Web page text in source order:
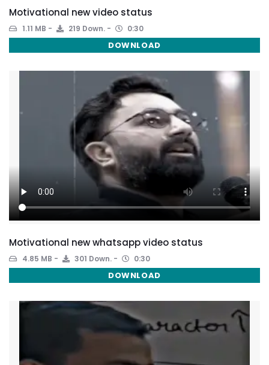
Motivational new video status
1.11 MB 219 Down. 0:30
DOWNLOAD
Motivational new whatsapp video status
4.85 MB 301 Down. 0:30
DOWNLOAD